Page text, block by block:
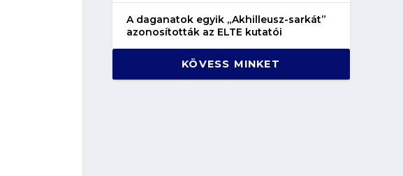
A daganatok egyik „Akhilleusz-sarkát”
azonosították az ELTE kutatói
KÖVESS MINKET